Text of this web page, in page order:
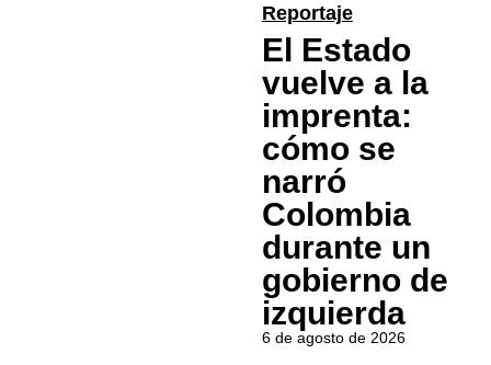
Reportaje
El Estado
vuelve a la
imprenta:
cómo se
narró
Colombia
durante un
gobierno de
izquierda
6 de agosto de 2026